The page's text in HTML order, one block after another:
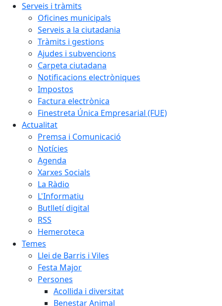
Serveis i tràmits
Oficines municipals
Serveis a la ciutadania
Tràmits i gestions
Ajudes i subvencions
Carpeta ciutadana
Notificacions electròniques
Impostos
Factura electrònica
Finestreta Única Empresarial (FUE)
Actualitat
Premsa i Comunicació
Notícies
Agenda
Xarxes Socials
La Ràdio
L'Informatiu
Butlletí digital
RSS
Hemeroteca
Temes
Llei de Barris i Viles
Festa Major
Persones
Acollida i diversitat
Benestar Animal